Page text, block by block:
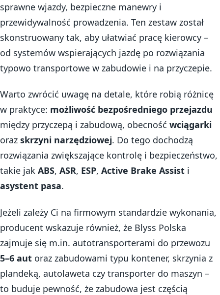
sprawne wjazdy, bezpieczne manewry i
przewidywalność prowadzenia. Ten zestaw został
skonstruowany tak, aby ułatwiać pracę kierowcy –
od systemów wspierających jazdę po rozwiązania
typowo transportowe w zabudowie i na przyczepie.
Warto zwrócić uwagę na detale, które robią różnicę
w praktyce: możliwość bezpośredniego przejazdu
między przyczepą i zabudową, obecność wciągarki
oraz skrzyni narzędziowej. Do tego dochodzą
rozwiązania zwiększające kontrolę i bezpieczeństwo,
takie jak ABS, ASR, ESP, Active Brake Assist i
asystent pasa.
Jeżeli zależy Ci na firmowym standardzie wykonania,
producent wskazuje również, że Blyss Polska
zajmuje się m.in. autotransporterami do przewozu
5–6 aut oraz zabudowami typu kontener, skrzynia z
plandeką, autolaweta czy transporter do maszyn –
to buduje pewność, że zabudowa jest częścią